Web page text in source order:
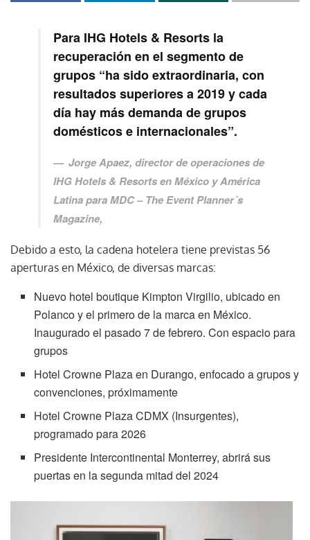
Para IHG Hotels & Resorts la
recuperación en el segmento de
grupos “ha sido extraordinaria, con
resultados superiores a 2019 y cada
día hay más demanda de grupos
domésticos e internacionales”.
Jorge Apaez, director de operaciones de
IHG Hotels & Resorts en México y América
Latina paraMDC – The Event Planner´s
Magazine,
Debido a esto, la cadena hotelera tiene previstas 56
aperturas en México, de diversas marcas:
Nuevo hotel boutique Kimpton Virgilio, ubicado en
Polanco y el primero de la marca en México.
Inaugurado el pasado 7 de febrero. Con espacio para
grupos
Hotel Crowne Plaza en Durango, enfocado a grupos y
convenciones, próximamente
Hotel Crowne Plaza CDMX (Insurgentes),
programado para 2026
Presidente Intercontinental Monterrey, abrirá sus
puertas en la segunda mitad del 2024